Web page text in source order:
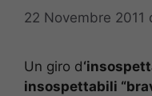
22 Novembre 2011
Un giro d
insospettabili